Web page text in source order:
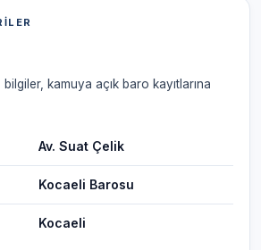
kamuya açık baro kayıtlarına
Av. Suat Çelik
Kocaeli Barosu
Kocaeli